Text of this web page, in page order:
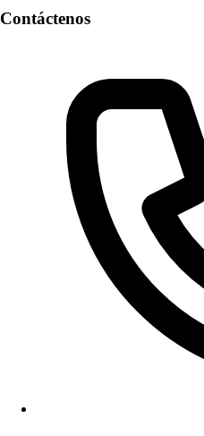
Contáctenos